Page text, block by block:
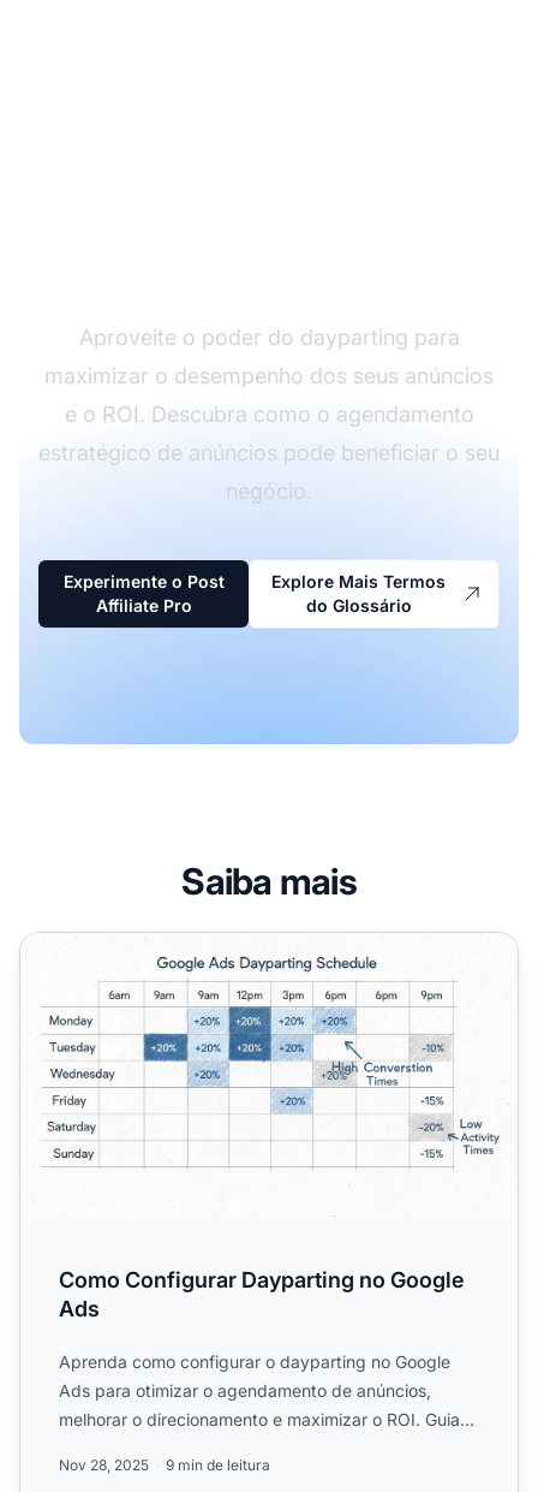
Aproveite o poder do dayparting para
maximizar o desempenho dos seus anúncios
e o ROI. Descubra como o agendamento
estratégico de anúncios pode beneficiar o seu
negócio.
Experimente o Post
Affiliate Pro
Explore Mais Termos
do Glossário
Saiba mais
Como Configurar Dayparting no Google Ads
Como Configurar Dayparting no Google
Ads
Aprenda como configurar o dayparting no Google
Ads para otimizar o agendamento de anúncios,
melhorar o direcionamento e maximizar o ROI. Guia
Nov 28, 2025 9 min de leitura